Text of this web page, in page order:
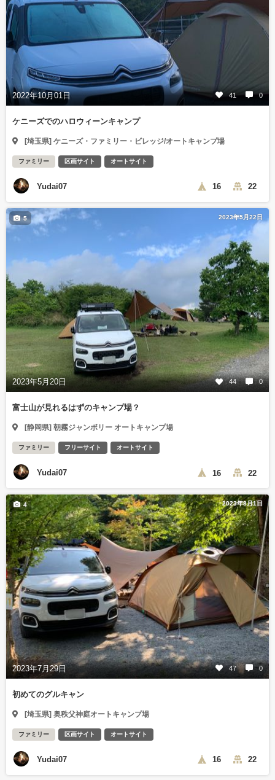
2022年10月01日 41 0
ケニーズでのハロウィーンキャンプ
[埼玉県] ケニーズ・ファミリー・ビレッジ/オートキャンプ場
ファミリー 区画サイト オートサイト
Yudai07 16 22
2023年5月22日
2023年5月20日 44 0
5
富士山が見れるはずのキャンプ場？
[静岡県] 朝霧ジャンボリー オートキャンプ場
ファミリー フリーサイト オートサイト
Yudai07 16 22
2023年8月1日
2023年7月29日 47 0
4
初めてのグルキャン
[埼玉県] 奥秩父神庭オートキャンプ場
ファミリー 区画サイト オートサイト
Yudai07 16 22